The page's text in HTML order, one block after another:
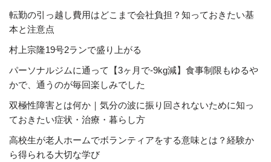
転勤の引っ越し費用はどこまで会社負担？知っておきたい基
本と注意点
村上宗隆19号2ランで盛り上がる
パーソナルジムに通って【3ヶ月で-9kg減】食事制限もゆるや
かで、通うのが毎回楽しみでした
双極性障害とは何か｜気分の波に振り回されないために知っ
ておきたい症状・治療・暮らし方
高校生が老人ホームでボランティアをする意味とは？経験か
ら得られる大切な学び